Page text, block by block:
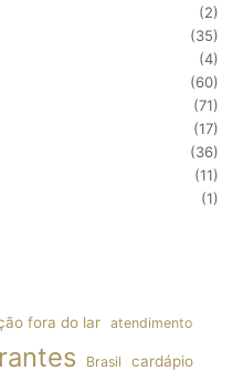
(2)
(35)
(4)
(60)
(71)
(17)
(36)
(11)
(1)
fora do lar atendimento
Brasil cardápio